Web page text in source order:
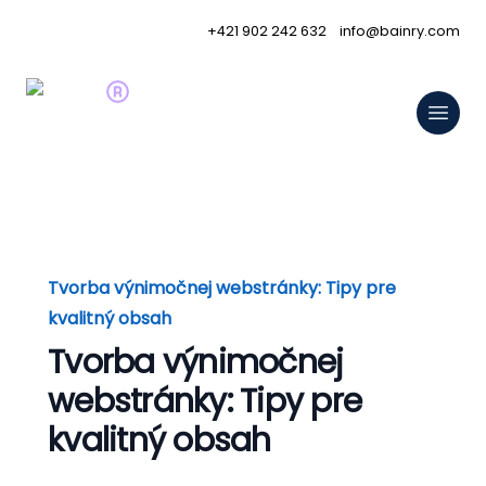
+421 902 242 632 info@bainry.com
Tvorba výnimočnej webstránky: Tipy pre
kvalitný obsah
Tvorba výnimočnej
webstránky: Tipy pre
kvalitný obsah